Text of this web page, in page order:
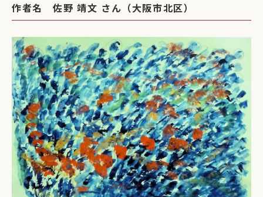
作者名 佐野 靖文 さん（大阪市北区）